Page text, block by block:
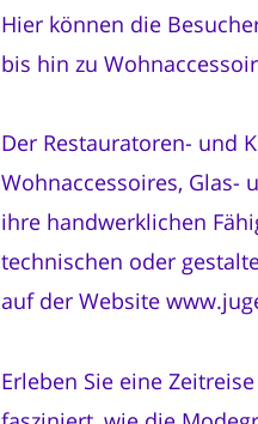
Hier können die
bis hin zu
Der Restauratoren- und
Wohnaccessoires, Glas-
ihre handwerklichen
technischen oder
auf der Website
Erleben Sie eine